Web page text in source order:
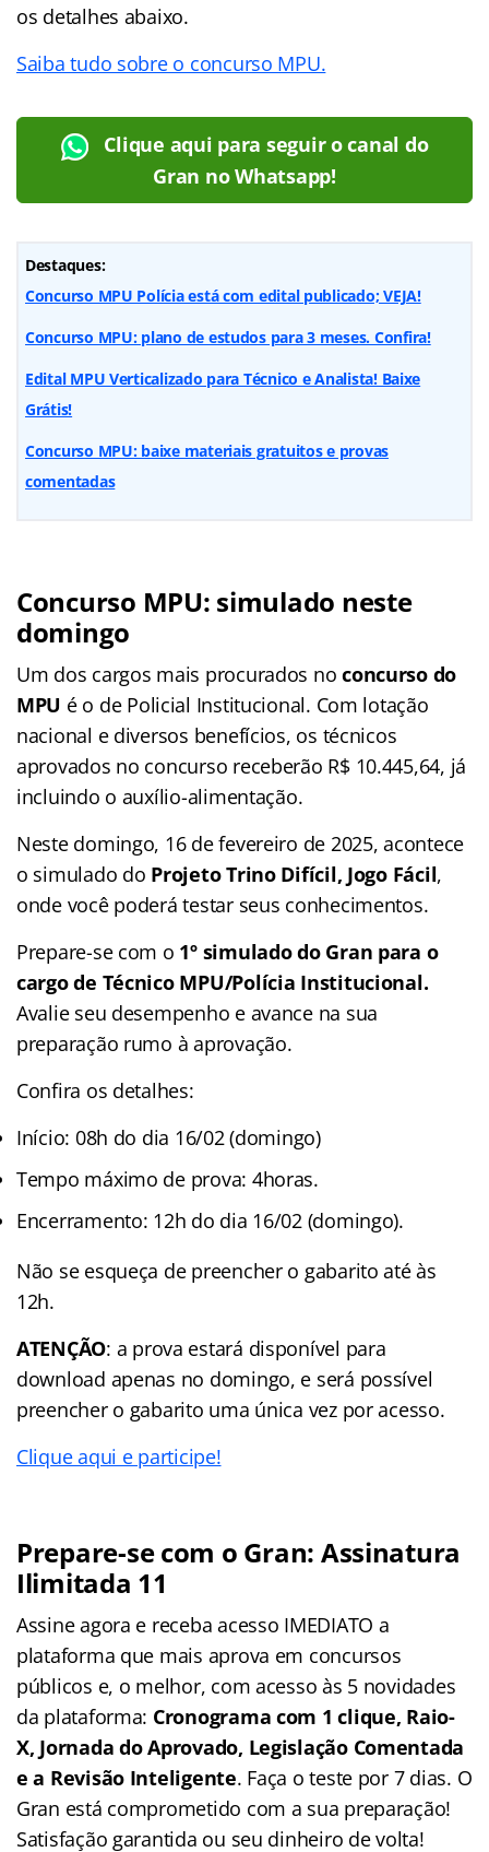
os detalhes abaixo.
Saiba tudo sobre o concurso MPU.
Clique aqui para seguir o canal do
Gran no Whatsapp!
Destaques:
Concurso MPU Polícia está com edital publicado; VEJA!
Concurso MPU: plano de estudos para 3 meses. Confira!
Edital MPU Verticalizado para Técnico e Analista! Baixe
Grátis!
Concurso MPU: baixe materiais gratuitos e provas
comentadas
Concurso MPU: simulado neste
domingo
Um dos cargos mais procurados noconcurso do
MPU é o de Policial Institucional. Com lotação
nacional e diversos benefícios, os técnicos
aprovados no concurso receberão R$ 10.445,64, já
incluindo o auxílio-alimentação.
Neste domingo, 16 de fevereiro de 2025, acontece
o simulado do Projeto Trino Difícil, Jogo Fácil,
onde você poderá testar seus conhecimentos.
Prepare-se com o 1º simulado do Gran para o
cargo de Técnico MPU/Polícia Institucional.
Avalie seu desempenho e avance na sua
preparação rumo à aprovação.
Confira os detalhes:
Início: 08h do dia 16/02 (domingo)
Tempo máximo de prova: 4horas.
Encerramento: 12h do dia 16/02 (domingo).
Não se esqueça de preencher o gabarito até às
12h.
ATENÇÃO: a prova estará disponível para
download apenas no domingo, e será possível
preencher o gabarito uma única vez por acesso.
Clique aqui e participe!
Prepare-se com o Gran: Assinatura
Ilimitada 11
Assine agora e receba acesso IMEDIATO a
plataforma que mais aprova em concursos
públicos e, o melhor, com acesso às 5 novidades
da plataforma: Cronograma com 1 clique, Raio-
X, Jornada do Aprovado, Legislação Comentada
e a Revisão Inteligente. Faça o teste por 7 dias. O
Gran está comprometido com a sua preparação!
Satisfação garantida ou seu dinheiro de volta!